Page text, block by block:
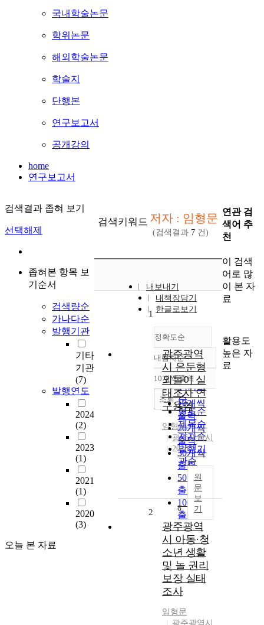
국내학술논문
학위논문
해외학술논문
학술지
단행본
연구보고서
공개강의
home
연구보고서
검색결과 좁혀 보기
선택해제
좁혀본 항목 보
기순서
검색량순
가나다순
발행기관
기타
기관
(7)
발행연도
2024
(2)
2023
(1)
2021
(1)
2020
(3)
오늘 본 자료
검색키워드 저자 : 임형문
(검색결과 7 건)
내보내기
내책장담기
한글로보기
정확도순
정확도
순
인기도
순
연도순
제목순
저자순
발행기
관순
내림차순
내림차순
10개씩 출력
10개씩
출력
20개씩
출력
30개씩
출력
50개씩
출력
100개씩
출력
조회
1
광주광역
시 은둔형
외톨이 실
태조사 연
구용역
임형문
광주광역시
2020
원
문
보
기
2
광주광역
시 아동·청
소년 생활
및 놀 권리
보장 실태
조사
임형문
광주광역시
연관 검
색어 추
천
이 검색
어로 많
이 본 자
료
활용도
높은 자
료